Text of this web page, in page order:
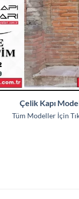
Çelik Kapı
Tüm Modeller İçin